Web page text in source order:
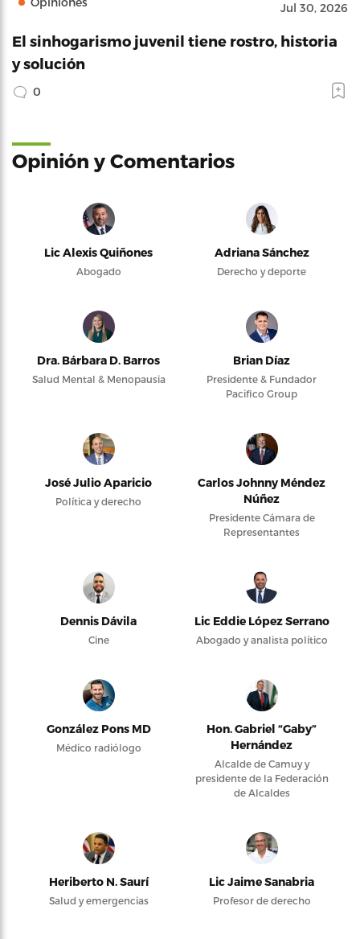
Jul 30, 2026
El sinhogarismo juvenil tiene rostro, historia
y solución
0
Opinión y Comentarios
Lic Alexis Quiñones
Abogado
Adriana Sánchez
Derecho y deporte
Dra. Bárbara D. Barros
Salud Mental & Menopausia
Brian Díaz
Presidente & Fundador
Pacifico Group
José Julio Aparicio
Política y derecho
Carlos Johnny Méndez
Núñez
Presidente Cámara de
Representantes
Dennis Dávila
Cine
Lic Eddie López Serrano
Abogado y analista político
González Pons MD
Médico radiólogo
Hon. Gabriel “Gaby”
Hernández
Alcalde de Camuy y
presidente de la Federación
de Alcaldes
Heriberto N. Saurí
Salud y emergencias
Lic Jaime Sanabria
Profesor de derecho